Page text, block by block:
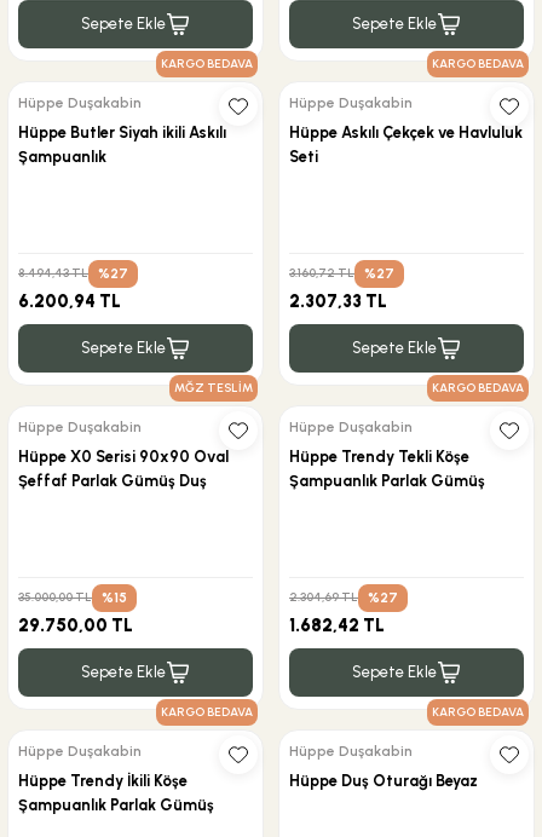
Sepete Ekle Sepete Ekle
KARGO BEDAVA
Hüppe Duşakabin
Hüppe Butler Siyah ikili Askılı
Şampuanlık
8.494,43 TL %27
6.200,94 TL
Sepete Ekle
KARGO BEDAVA
Hüppe Duşakabin
Hüppe Askılı Çekçek ve Havluluk
Seti
3.160,72 TL %27
2.307,33 TL
Sepete Ekle
MĞZ TESLİM
Hüppe Duşakabin
Hüppe X0 Serisi 90x90 Oval
Şeffaf Parlak Gümüş Duş
35.000,00 TL %15
29.750,00 TL
Sepete Ekle
KARGO BEDAVA
Hüppe Duşakabin
Hüppe Trendy Tekli Köşe
Şampuanlık Parlak Gümüş
2.304,69 TL %27
1.682,42 TL
Sepete Ekle
KARGO BEDAVA
Hüppe Duşakabin
Hüppe Trendy İkili Köşe
Şampuanlık Parlak Gümüş
KARGO BEDAVA
Hüppe Duşakabin
Hüppe Duş Oturağı Beyaz